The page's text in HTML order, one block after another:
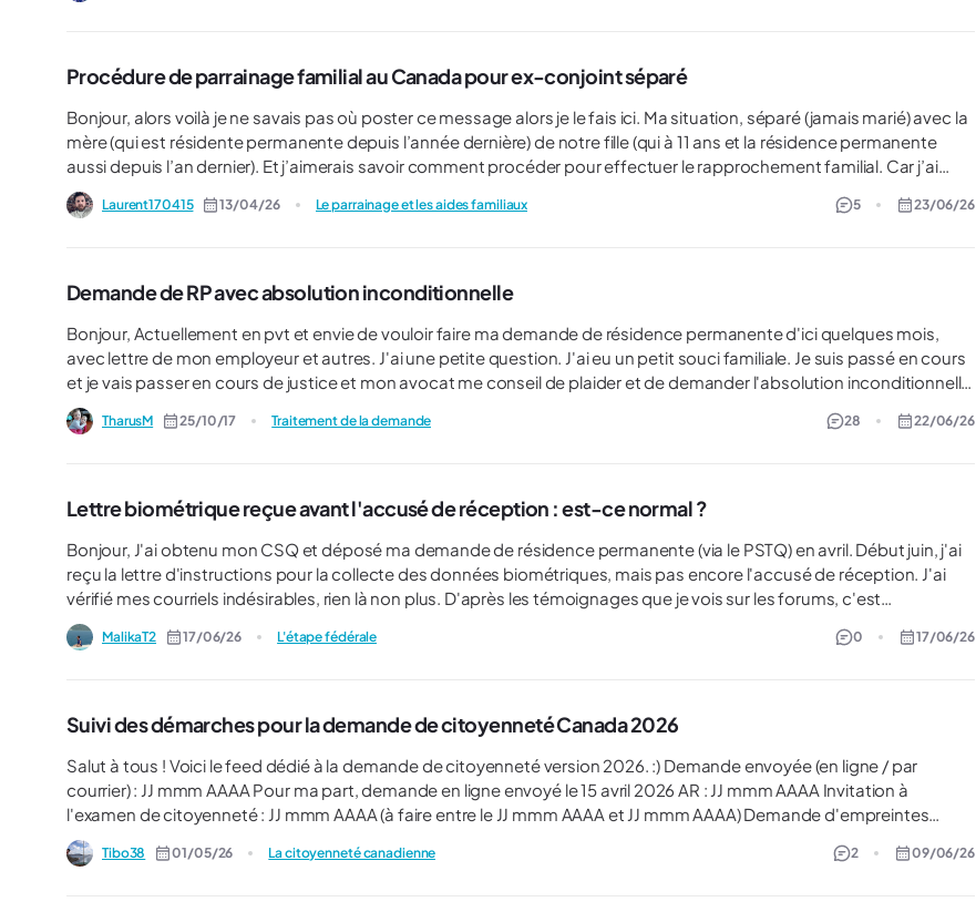
Procédure de parrainage familial au Canada pour ex-conjoint séparé
Bonjour, alors voilà je ne savais pas où poster ce message alors je le fais ici. Ma situation, séparé (jamais marié) avec la
mère (qui est résidente permanente depuis l’année dernière) de notre fille (qui à 11 ans et la résidence permanente
aussi depuis l’an dernier). Et j’aimerais savoir comment procéder pour effectuer le rapprochement familial. Car j’ai
cherché dans pas mal de sections un peu partout sur le site IRCC Canada, je ne trouve jamais de formulaire qui parle
des « ex conjoint ». Qui doit faire la demande ? Sa mère ? Moi ?
Laurent170415 13/04/26 Le parrainage et les aides familiaux 5 23/06/26
Demande de RP avec absolution inconditionnelle
Bonjour, Actuellement en pvt et envie de vouloir faire ma demande de résidence permanente d'ici quelques mois,
avec lettre de mon employeur et autres. J'ai une petite question. J'ai eu un petit souci familiale. Je suis passé en cours
et je vais passer en cours de justice et mon avocat me conseil de plaider et de demander l'absolution inconditionnelle
pour être débarassé d'une histoire banale. Voilà ma questions est la suivante. Est ce qu'avec une absolution
inconditionnelle ( rien décris sur le casier judiciaire etc...) Ma demande de résidence permanente peut être remis en
TharusM 25/10/17 Traitement de la demande 28 22/06/26
Lettre biométrique reçue avant l'accusé de réception : est-ce normal ?
Bonjour, J'ai obtenu mon CSQ et déposé ma demande de résidence permanente (via le PSTQ) en avril. Début juin, j'ai
reçu la lettre d'instructions pour la collecte des données biométriques, mais pas encore l'accusé de réception. J'ai
vérifié mes courriels indésirables, rien là non plus. D'après les témoignages que je vois sur les forums, c'est
généralement l'inverse (l'accusé de réception arrive avant la lettre biométrique). Est-ce que cette situation est
MalikaT2 17/06/26 L'étape fédérale 0 17/06/26
Suivi des démarches pour la demande de citoyenneté Canada 2026
Salut à tous ! Voici le feed dédié à la demande de citoyenneté version 2026. :) Demande envoyée (en ligne / par
courrier) : JJ mmm AAAA Pour ma part, demande en ligne envoyé le 15 avril 2026 AR : JJ mmm AAAA Invitation à
l'examen de citoyenneté : JJ mmm AAAA (à faire entre le JJ mmm AAAA et JJ mmm AAAA) Demande d'empreintes
Tibo38 01/05/26 La citoyenneté canadienne 2 09/06/26